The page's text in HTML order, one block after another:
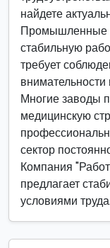
найдете
Промышленные
стабильную
требует
Многие заводы
медицинскую
сектор
Компания
предлагает
условиями труда.